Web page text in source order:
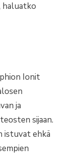
haluatko
Ionit
ja
sijaan.
istuvat ehkä